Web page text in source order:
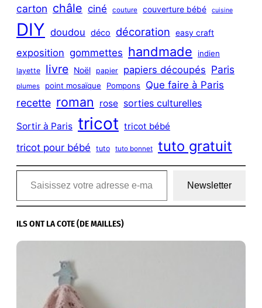
carton châle ciné couture couverture bébé cuisine
DIY doudou déco décoration easy craft
exposition gommettes handmade indien
layette livre Noël papier papiers découpés Paris
plumes point mosaïque Pompons Que faire à Paris
recette roman rose sorties culturelles
Sortir à Paris tricot tricot bébé
tricot pour bébé tuto tuto bonnet tuto gratuit
Saisissez votre adresse e-mail…
Newsletter
ILS ONT LA COTE (DE MAILLES)